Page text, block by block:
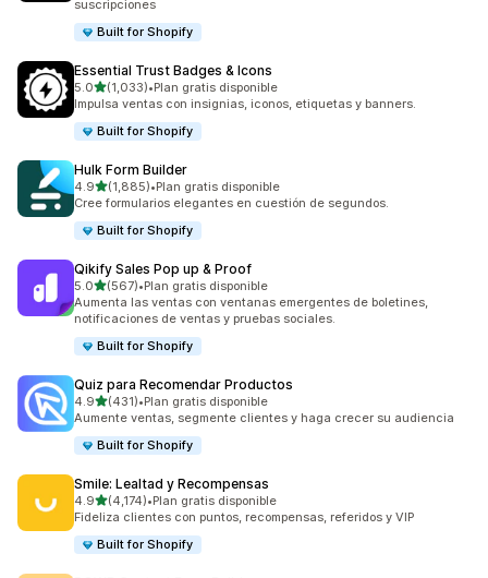
suscripciones
Built for Shopify
Essential Trust Badges & Icons
5.0de 5 estrellas
(1,033)
1033 reseñas en total
•Plan gratis disponible
Impulsa ventas con insignias, iconos, etiquetas y banners.
Built for Shopify
Hulk Form Builder
4.9de 5 estrellas
(1,885)
1885 reseñas en total
•Plan gratis disponible
Cree formularios elegantes en cuestión de segundos.
Built for Shopify
Qikify Sales Pop up & Proof
5.0de 5 estrellas
(567)
567 reseñas en total
•Plan gratis disponible
Aumenta las ventas con ventanas emergentes de boletines,
notificaciones de ventas y pruebas sociales.
Built for Shopify
Quiz para Recomendar Productos
4.9de 5 estrellas
(431)
431 reseñas en total
•Plan gratis disponible
Aumente ventas, segmente clientes y haga crecer su audiencia
Built for Shopify
Smile: Lealtad y Recompensas
4.9de 5 estrellas
(4,174)
4174 reseñas en total
•Plan gratis disponible
Fideliza clientes con puntos, recompensas, referidos y VIP
Built for Shopify